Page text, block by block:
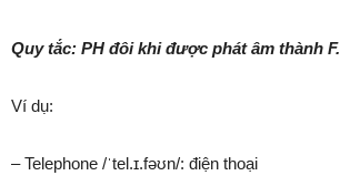
Quy tắc: PH đôi khi được phát âm thành F.
Ví dụ:
– Telephone /ˈtel.ɪ.fəʊn/: điện thoại